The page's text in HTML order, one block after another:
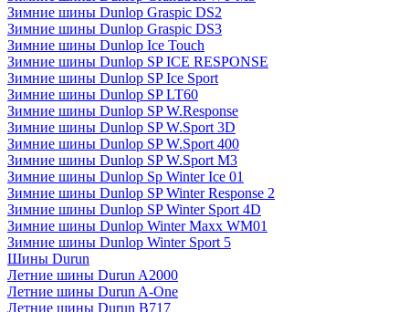
Зимние шины Dunlop Graspic DS2
Зимние шины Dunlop Graspic DS3
Зимние шины Dunlop Ice Touch
Зимние шины Dunlop SP ICE RESPONSE
Зимние шины Dunlop SP Ice Sport
Зимние шины Dunlop SP LT60
Зимние шины Dunlop SP W.Response
Зимние шины Dunlop SP W.Sport 3D
Зимние шины Dunlop SP W.Sport 400
Зимние шины Dunlop SP W.Sport M3
Зимние шины Dunlop Sp Winter Ice 01
Зимние шины Dunlop SP Winter Response 2
Зимние шины Dunlop SP Winter Sport 4D
Зимние шины Dunlop Winter Maxx WM01
Зимние шины Dunlop Winter Sport 5
Шины Durun
Летние шины Durun A2000
Летние шины Durun A-One
Летние шины Durun B717